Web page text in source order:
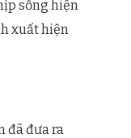
sống hiện
xuất hiện
đã đưa ra